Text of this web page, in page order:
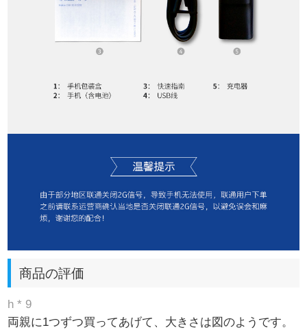
商品の評価
h * 9
両親に1つずつ買ってあげて、大きさは図のようです。